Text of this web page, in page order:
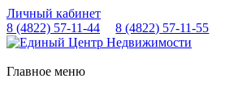
Личный кабинет
8 (4822) 57-11-44 8 (4822) 57-11-55
Главное меню